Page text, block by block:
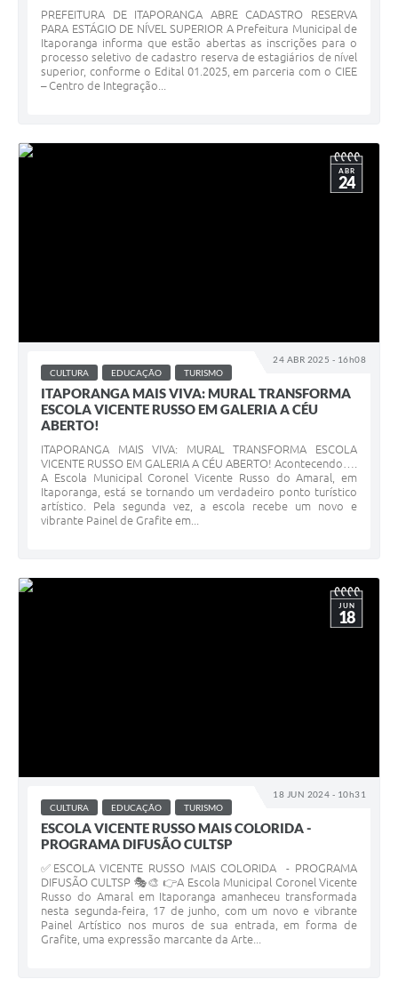
PREFEITURA DE ITAPORANGA ABRE CADASTRO RESERVA
PARA ESTÁGIO DE NÍVEL SUPERIOR A Prefeitura Municipal de
Itaporanga informa que estão abertas as inscrições para o
processo seletivo de cadastro reserva de estagiários de nível
superior, conforme o Edital 01.2025, em parceria com o CIEE
– Centro de Integração...
24 ABR 2025 - 16h08
ABR
24
CULTURA EDUCAÇÃO TURISMO
ITAPORANGA MAIS VIVA: MURAL TRANSFORMA
ESCOLA VICENTE RUSSO EM GALERIA A CÉU
ABERTO!
ITAPORANGA MAIS VIVA: MURAL TRANSFORMA ESCOLA
VICENTE RUSSO EM GALERIA A CÉU ABERTO! Acontecendo….
A Escola Municipal Coronel Vicente Russo do Amaral, em
Itaporanga, está se tornando um verdadeiro ponto turístico
artístico. Pela segunda vez, a escola recebe um novo e
vibrante Painel de Grafite em...
18 JUN 2024 - 10h31
JUN
18
CULTURA EDUCAÇÃO TURISMO
ESCOLA VICENTE RUSSO MAIS COLORIDA -
PROGRAMA DIFUSÃO CULTSP
✅ESCOLA VICENTE RUSSO MAIS COLORIDA - PROGRAMA
DIFUSÃO CULTSP 🎭🎨 👉A Escola Municipal Coronel Vicente
Russo do Amaral em Itaporanga amanheceu transformada
nesta segunda-feira, 17 de junho, com um novo e vibrante
Painel Artístico nos muros de sua entrada, em forma de
Grafite, uma expressão marcante da Arte...